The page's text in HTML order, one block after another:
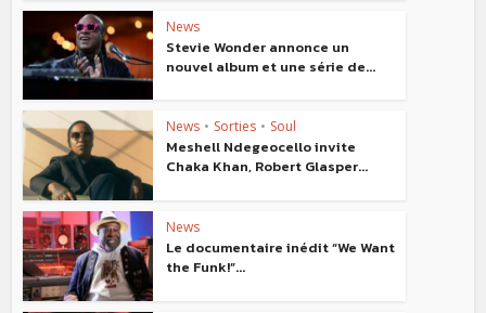
News
Stevie Wonder annonce un
nouvel album et une série de...
News • Sorties • Soul
Meshell Ndegeocello invite
Chaka Khan, Robert Glasper...
News
Le documentaire inédit “We Want
the Funk!”...